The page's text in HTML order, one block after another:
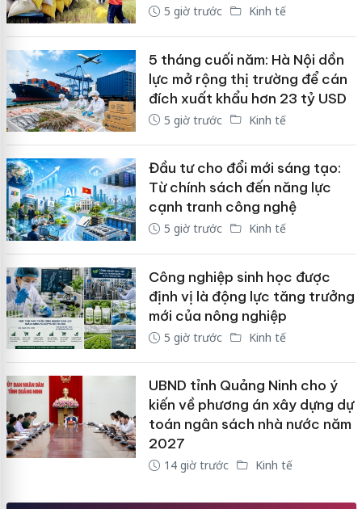
5 giờ trước Kinh tế
5 tháng cuối năm: Hà Nội dồn
lực mở rộng thị trường để cán
đích xuất khẩu hơn 23 tỷ USD
5 giờ trước Kinh tế
Đầu tư cho đổi mới sáng tạo:
Từ chính sách đến năng lực
cạnh tranh công nghệ
5 giờ trước Kinh tế
Công nghiệp sinh học được
định vị là động lực tăng trưởng
mới của nông nghiệp
5 giờ trước Kinh tế
UBND tỉnh Quảng Ninh cho ý
kiến về phương án xây dựng dự
toán ngân sách nhà nước năm
2027
14 giờ trước Kinh tế